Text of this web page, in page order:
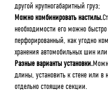
другой крупногабаритный груз;
Можно комбинировать настилы.
необходимости его можно
перфорированный, как угодно
хранения автомобильных шин или
Разные варианты установки.
длины, установить к стене или в
отдельно стоящие секции.